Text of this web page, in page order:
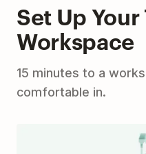
Set Up Your
Workspace
15 minutes to a
comfortable in.